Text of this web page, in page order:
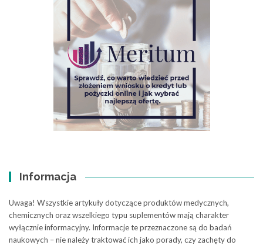
Informacja
Uwaga! Wszystkie artykuły dotyczące produktów medycznych,
chemicznych oraz wszelkiego typu suplementów mają charakter
wyłącznie informacyjny. Informacje te przeznaczone są do badań
naukowych – nie należy traktować ich jako porady, czy zachęty do